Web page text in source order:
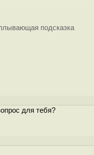
подсказка
для тебя?